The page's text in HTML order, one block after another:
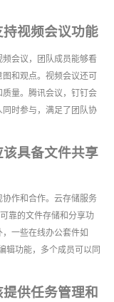
视频会议功能
会议，团队成员能够看
和观点。视频会议还可
量。腾讯会议，钉钉会
时参与，满足了团队协
具备文件共享
作和合作。云存储服务
靠的文件存储和分享功
一些在线办公套件如
辑功能，多个成员可以同
供任务管理和